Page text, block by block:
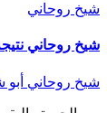
شيخ روحاني
شيخ روحاني
شيخ روحاني أبو